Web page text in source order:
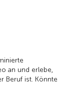
an und erlebe,
Beruf ist. Könnte